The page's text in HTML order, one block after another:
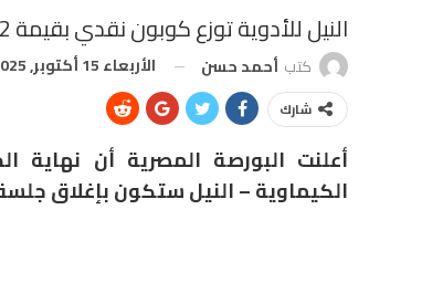
النيل للأدوية توزع كوبون نقدي بقيمة 2 جنيه للسهم.. ونهاية الحق في 28 أكتوبر
كتب أحمد حسن الأربعاء 15 أكتوبر, 2025 3:06 م
شارك
أعلنت البورصة المصرية أن نهاية
الكيماوية – النيل ستكون بإغلاق جلسة يوم